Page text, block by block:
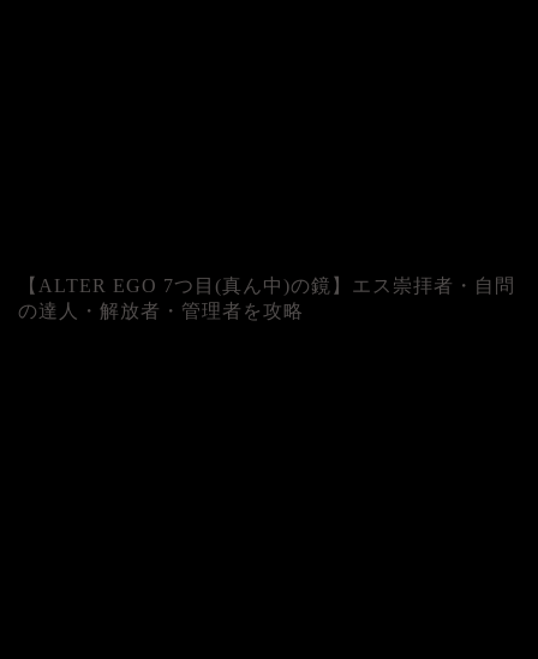
【ALTER EGO 7つ目(真ん中)の鏡】エス崇拝者・自問
の達人・解放者・管理者を攻略